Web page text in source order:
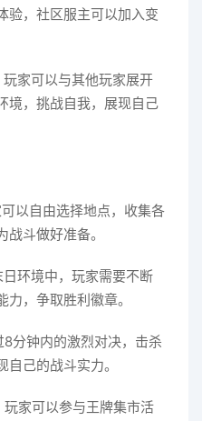
验，社区服主可以加入变
家可以与其他玩家展开
境，挑战自我，展现自己
以自由选择地点，收集各
斗做好准备。
环境中，玩家需要不断
，争取胜利徽章。
分钟内的激烈对决，击杀
己的战斗实力。
家可以参与王牌集市活